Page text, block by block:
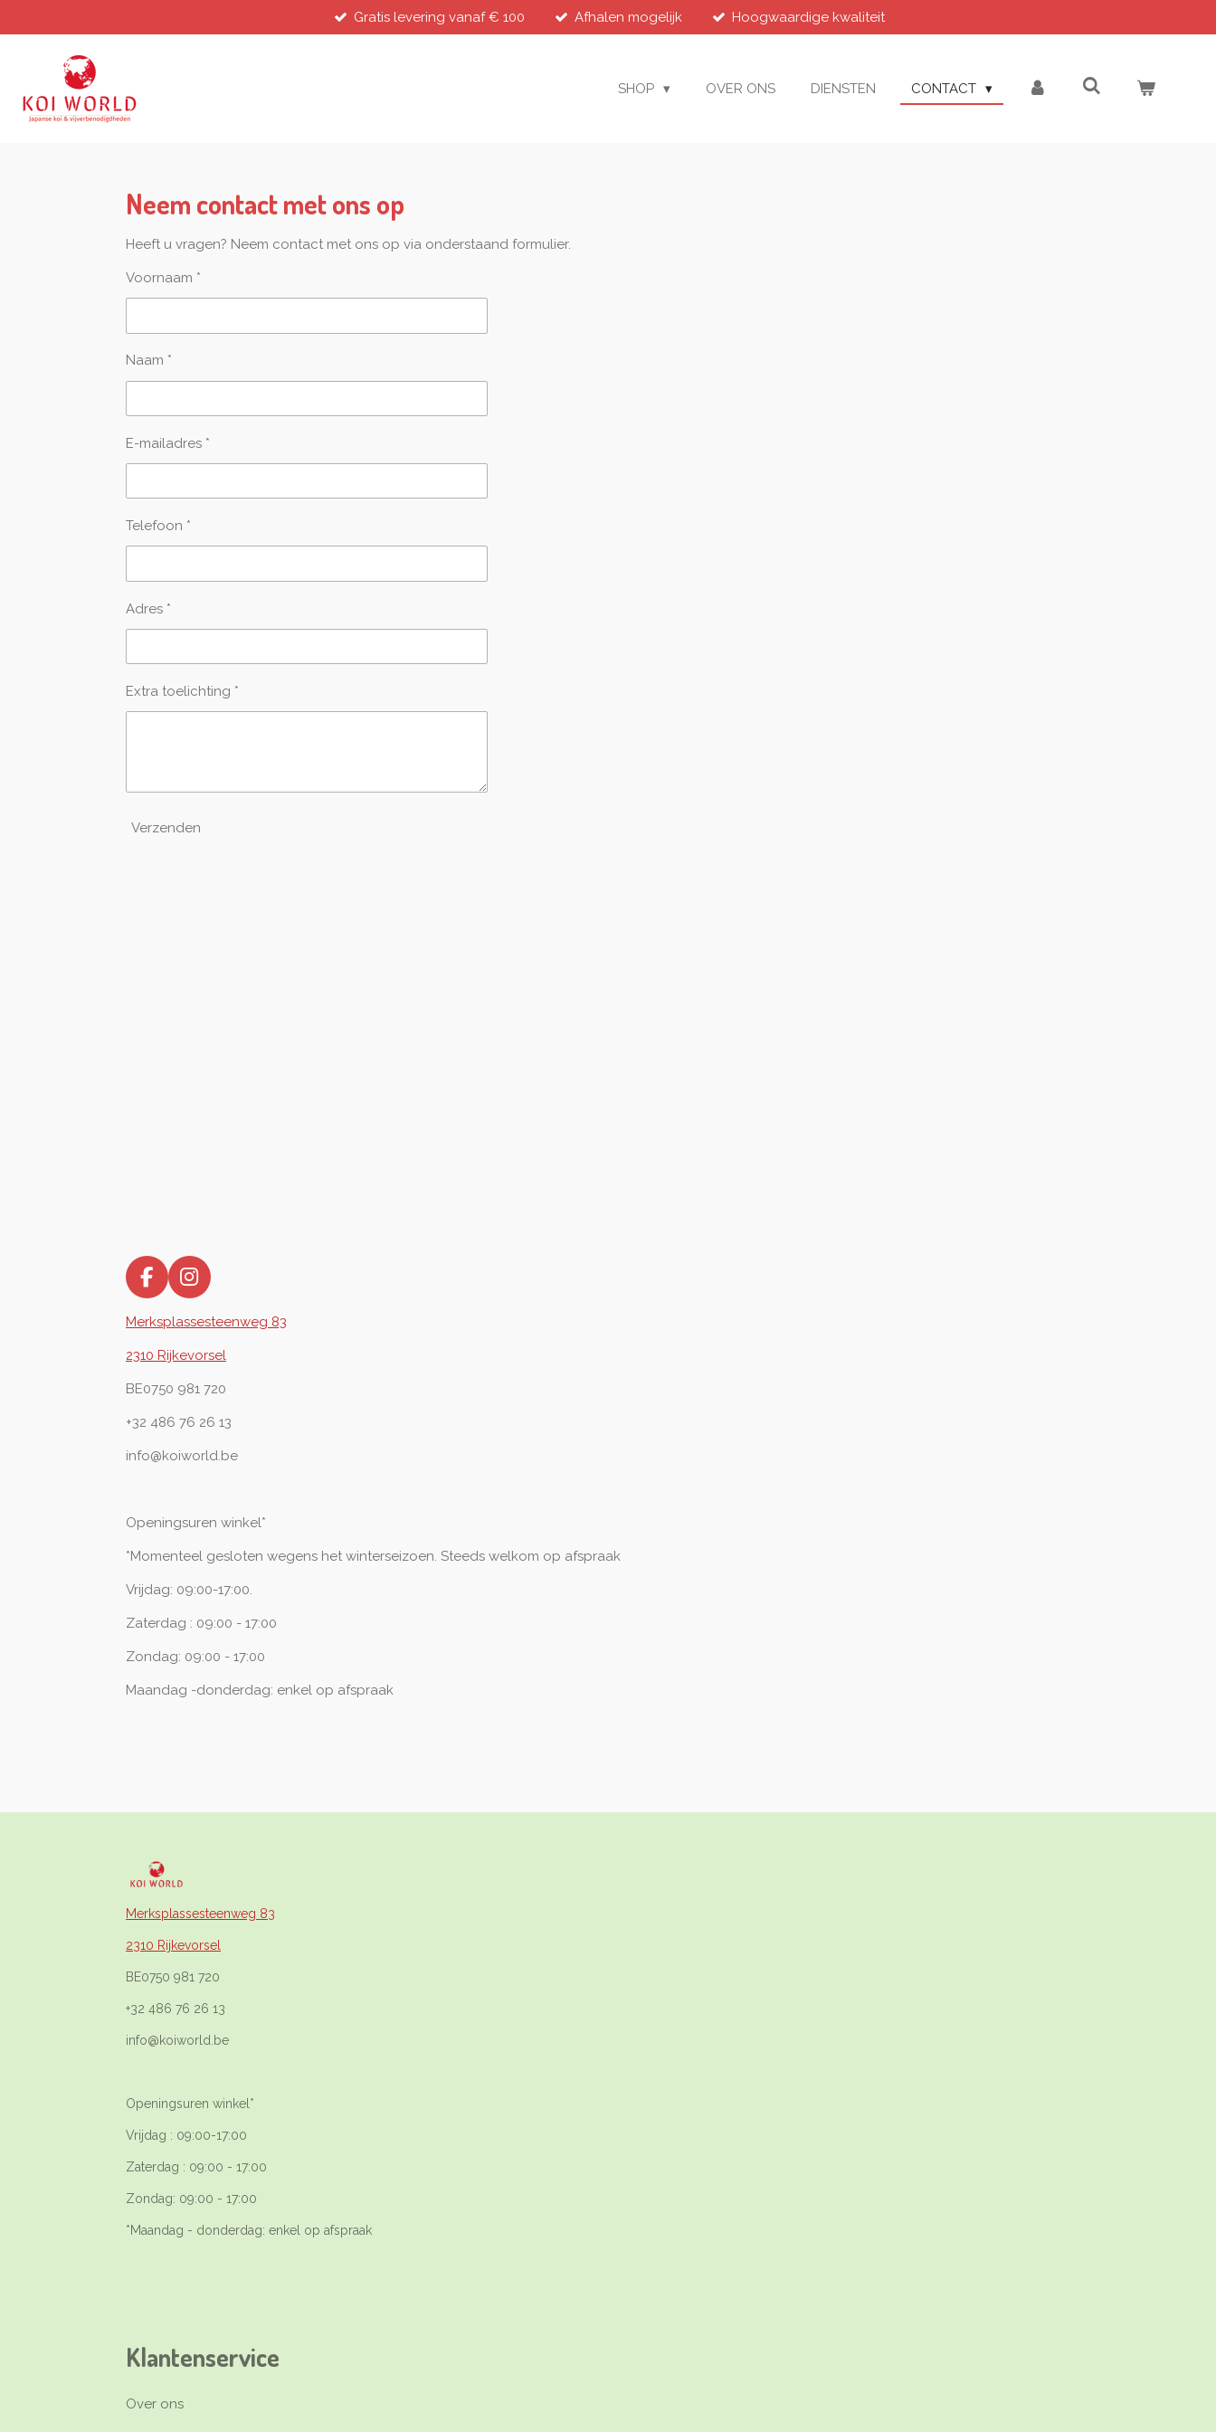
direct
hoofdinhoud
Gratis levering vanaf € 100 Afhalen mogelijk Hoogwaardige kwaliteit
SHOP OVER ONS DIENSTEN CONTACT
Neem contact met ons op
Heeft u vragen? Neem contact met ons op via onderstaand formulier.
Voornaam *
Naam *
E-mailadres *
Telefoon *
Adres *
Extra toelichting *
Verzenden
F
c
b
o
k
I
s
a
g
a
Merksplassesteenweg 83
2310 Rijkevorsel
BE0750 981 720
+32 486 76 26 13
info@koiworld.be
Openingsuren winkel*
*Momenteel gesloten wegens het winterseizoen. Steeds welkom op afspraak
Vrijdag: 09:00-17:00.
Zaterdag : 09:00 - 17:00
Zondag: 09:00 - 17:00
Maandag -donderdag: enkel op afspraak
Merksplassesteenweg 83
2310 Rijkevorsel
BE0750 981 720
+32 486 76 26 13
info@koiworld.be
Openingsuren winkel*
Vrijdag : 09:00-17:00
Zaterdag : 09:00 - 17:00
Zondag: 09:00 - 17:00
*Maandag - donderdag: enkel op afspraak
Klantenservice
Over ons